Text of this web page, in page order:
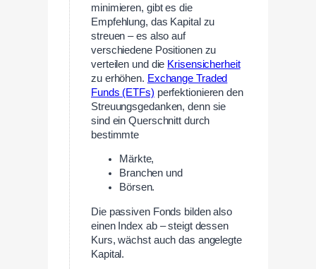
minimieren, gibt es die
Empfehlung, das Kapital zu
streuen – es also auf
verschiedene Positionen zu
verteilen und die Krisensicherheit
zu erhöhen. Exchange Traded
Funds (ETFs) perfektionieren den
Streuungsgedanken, denn sie
sind ein Querschnitt durch
bestimmte
Märkte,
Branchen und
Börsen.
Die passiven Fonds bilden also
einen Index ab – steigt dessen
Kurs, wächst auch das angelegte
Kapital.